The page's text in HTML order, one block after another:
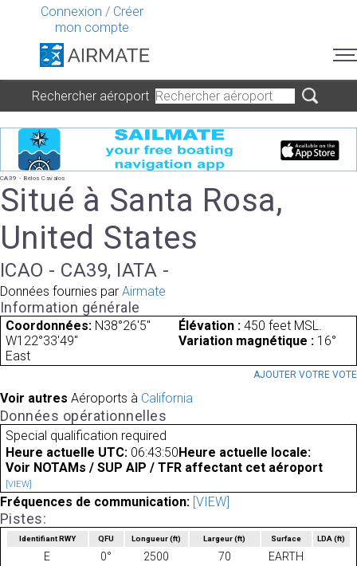
Connexion / Créer
mon compte
Rechercher aéroport
CA39 - Belos Cavalos
Situé à Santa Rosa,
United States
ICAO - CA39, IATA -
Données fournies par Airmate
Information générale
Coordonnées: N38°26'5"
W122°33'49"
Élévation : 450 feet MSL.
Variation magnétique : 16°
East
AJOUTER VOTRE VOTE
Voir autres Aéroports à California
Données opérationnelles
Special qualification required
Heure actuelle UTC: 06:43:50 Heure actuelle locale:
Voir NOTAMs / SUP AIP / TFR affectant cet aéroport
[VIEW]
Fréquences de communication: [VIEW]
Pistes:
Identifiant RWY QFU Longueur(ft) Largeur(ft) Surface LDA(ft)
E 0° 2500 70
EARTH